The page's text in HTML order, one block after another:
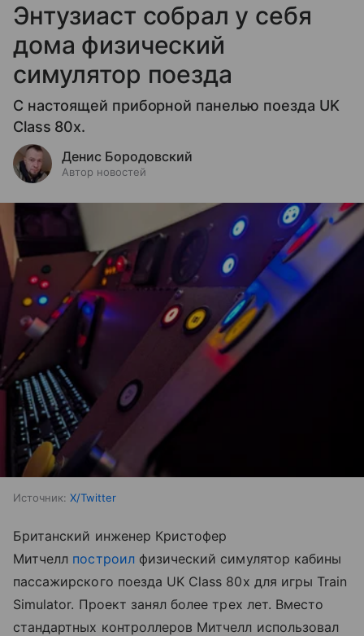
Энтузиаст собрал у себя
дома физический
симулятор поезда
С настоящей приборной панелью поезда UK
Class 80x.
Денис Бородовский
Автор новостей
Источник: X/Twitter
Британский инженер Кристофер
Митчелл построилфизический симулятор кабины
пассажирского поезда UK Class 80x для игры Train
Simulator. Проект занял более трех лет. Вместо
стандартных контроллеров Митчелл использовал